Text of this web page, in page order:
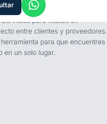
para fiestas en
entre clientes y proveedores.
para que encuentres
en un solo lugar.